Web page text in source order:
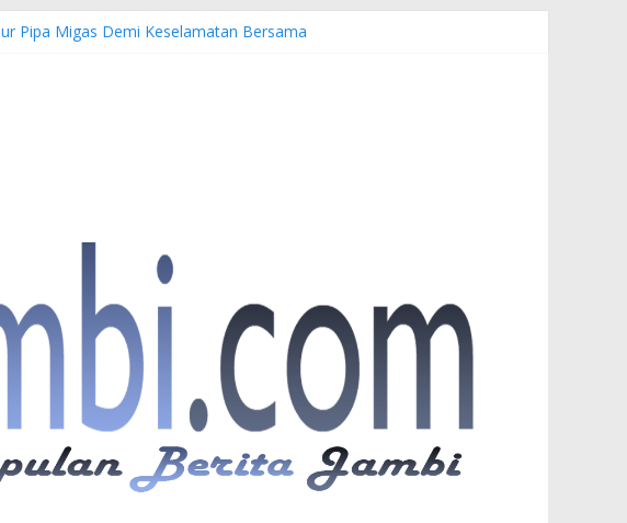
Pipa Migas Demi Keselamatan Bersama